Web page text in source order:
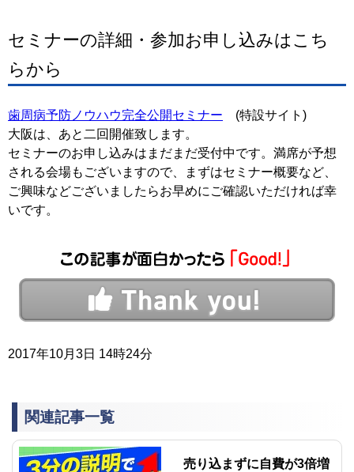
セミナーの詳細・参加お申し込みはこち
らから
歯周病予防ノウハウ完全公開セミナー (特設サイト)
大阪は、あと二回開催致します。
セミナーのお申し込みはまだまだ受付中です。満席が予想
される会場もございますので、まずはセミナー概要など、
ご興味などございましたらお早めにご確認いただければ幸
いです。
2017年10月3日 14時24分
関連記事一覧
売り込まずに自費が3倍増